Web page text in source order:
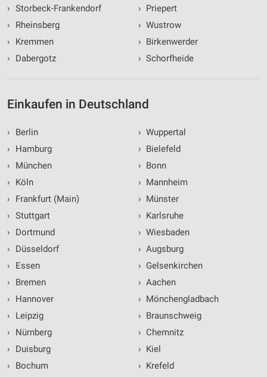
› Storbeck-Frankendorf
›
Rheinsberg
›
Kremmen
›
Dabergotz
› Priepert
› Wustrow
› Birkenwerder
› Schorfheide
Einkaufen in Deutschland
›
Berlin
›
Hamburg
›
München
›
Köln
›
Frankfurt (Main)
› Stuttgart
›
Dortmund
›
Düsseldorf
›
Essen
›
Bremen
›
Hannover
›
Leipzig
›
Nürnberg
›
Duisburg
›
Bochum
› Wuppertal
› Bielefeld
› Bonn
› Mannheim
› Münster
› Karlsruhe
› Wiesbaden
› Augsburg
› Gelsenkirchen
› Aachen
› Mönchengladbach
› Braunschweig
› Chemnitz
› Kiel
› Krefeld
Verwendung reduzierter Daten zur Auswahl von
Inhalten
IAB-Besonderheiten:
Verwendung genauer Standortdaten
Informationen identifizieren
Notwendig
Performance
Funktional